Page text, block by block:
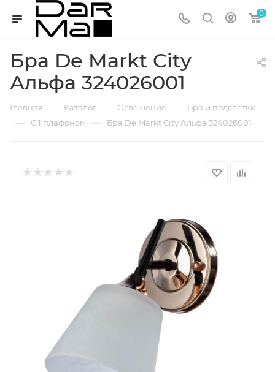
0
Бра De Markt City
Альфа 324026001
Главная — Каталог — Освещение — Бра и подсветки
— С 1 плафоном — Бра De Markt City Альфа 324026001